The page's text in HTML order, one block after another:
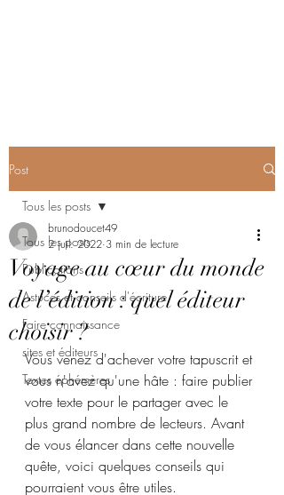
Post
Tous les posts
Publications
Astuces et conseils d'écriture
Faire connaissance
sites et éditeurs
Textes éphémères
Tous les posts
Voyage au cœur du monde
de l’édition : quel éditeur
choisir ?
brunodoucet49
2 juil. 2022 3 min de lecture
Vous venez d'achever votre tapuscrit et
vous n'avez qu'une hâte : faire publier
votre texte pour le partager avec le
plus grand nombre de lecteurs. Avant
de vous élancer dans cette nouvelle
quête, voici quelques conseils qui
pourraient vous être utiles.